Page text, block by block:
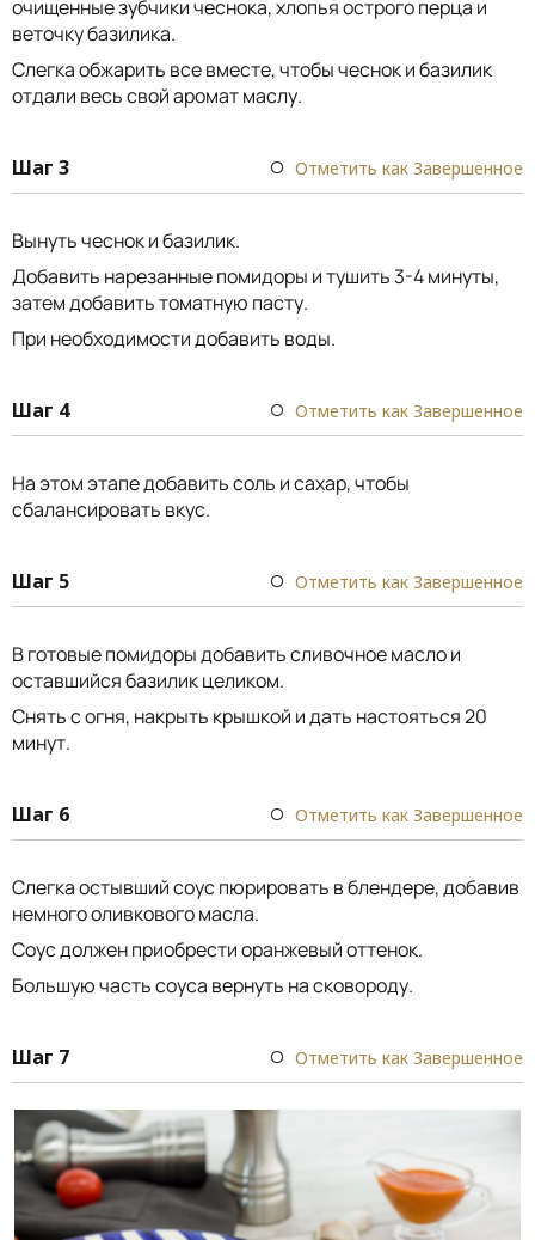
очищенные зубчики чеснока, хлопья острого перца и
веточку базилика.
Слегка обжарить все вместе, чтобы чеснок и базилик
отдали весь свой аромат маслу.
Шаг 3 Отметить как Завершенное
Вынуть чеснок и базилик.
Добавить нарезанные помидоры и тушить 3-4 минуты,
затем добавить томатную пасту.
При необходимости добавить воды.
Шаг 4 Отметить как Завершенное
На этом этапе добавить соль и сахар, чтобы
сбалансировать вкус.
Шаг 5 Отметить как Завершенное
В готовые помидоры добавить сливочное масло и
оставшийся базилик целиком.
Снять с огня, накрыть крышкой и дать настояться 20
минут.
Шаг 6 Отметить как Завершенное
Слегка остывший соус пюрировать в блендере, добавив
немного оливкового масла.
Соус должен приобрести оранжевый оттенок.
Большую часть соуса вернуть на сковороду.
Шаг 7 Отметить как Завершенное